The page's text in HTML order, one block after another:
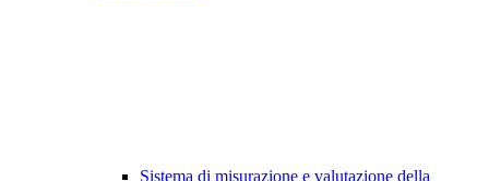
Sistema di misurazione e valutazione della